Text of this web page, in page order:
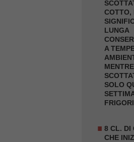
COTTO,
LUNGA
A
SOLO
8 CL. DI
CHE